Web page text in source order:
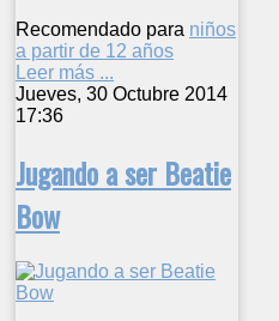
Recomendado para niños
a partir de 12 años
Leer más ...
Jueves, 30 Octubre 2014
17:36
Jugando a ser Beatie
Bow